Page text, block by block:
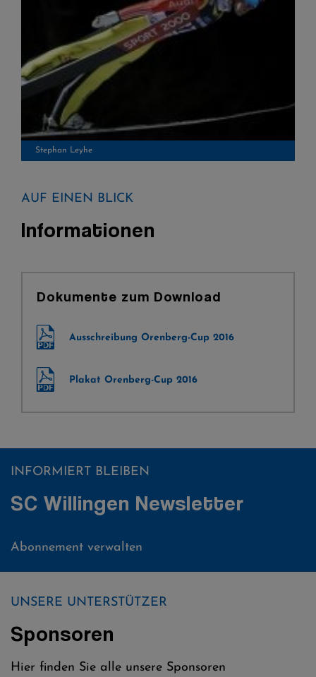
Stephan Leyhe
AUF EINEN BLICK
Informationen
Dokumente zum Download
Ausschreibung Orenberg-Cup 2016
Plakat Orenberg-Cup 2016
INFORMIERT BLEIBEN
SC Willingen Newsletter
Abonnement verwalten
UNSERE UNTERSTÜTZER
Sponsoren
Hier finden Sie alle unsere Sponsoren